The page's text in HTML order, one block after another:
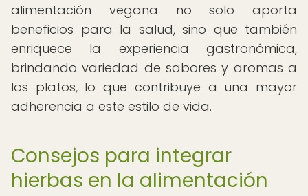
alimentación vegana no solo aporta
beneficios para la salud, sino que también
enriquece la experiencia gastronómica,
brindando variedad de sabores y aromas a
los platos, lo que contribuye a una mayor
adherencia a este estilo de vida.
Consejos para integrar
hierbas en la alimentación